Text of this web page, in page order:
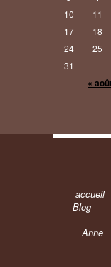
«
10
11
17
18
24
25
31
accueil
Blog
Anne